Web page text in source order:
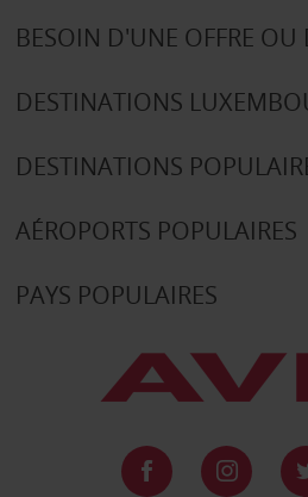
BESOIN D'UNE OFFRE OU
DESTINATIONS
DESTINATIONS
AÉROPORTS POPULAIRES
PAYS POPULAIRES